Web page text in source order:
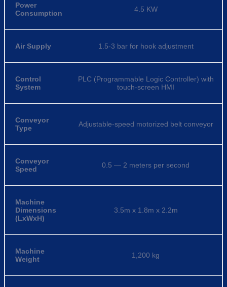
Power
Consumption
4.5 KW
Air Supply 1.5-3 bar for hook adjustment
Control
System
PLC (Programmable Logic Controller) with
touch-screen HMI
Conveyor
Type
Adjustable-speed motorized belt conveyor
Conveyor
Speed
0.5 — 2 meters per second
Machine
Dimensions
(LxWxH)
3.5m x 1.8m x 2.2m
Machine
Weight
1,200 kg